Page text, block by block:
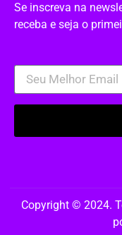
Se inscreva na
receba e seja o
Copyright © 2024.